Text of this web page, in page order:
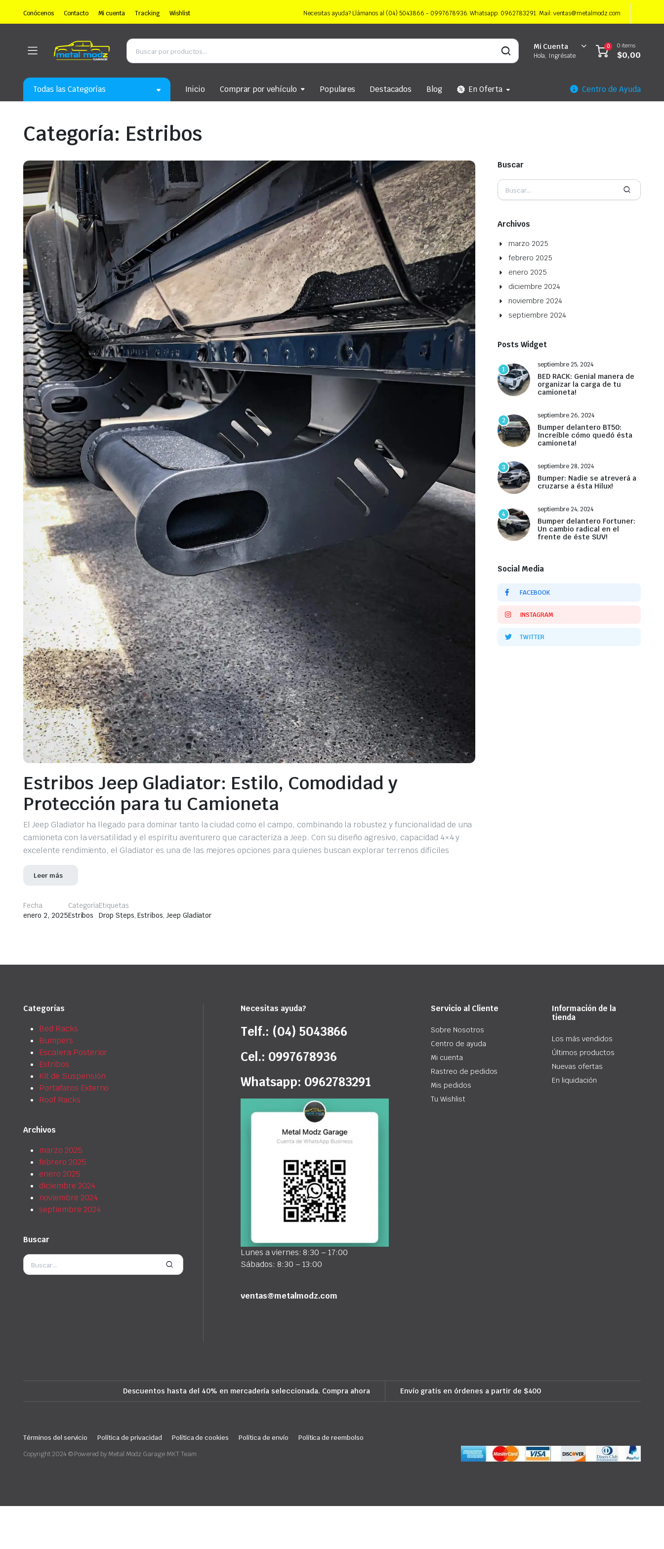
Conócenos Contacto Mi cuenta Tracking Wishlist Necesitas ayuda? Llámanos al (04) 5043866 - 0997678936. Whatsapp: 0962783291. Mail: ventas@metalmodz.com
Mi Cuenta
Hola, Ingrésate
0 0 items
$0,00
Todas las Categorías Inicio Comprar por vehículo Populares Destacados Blog En Oferta Centro de Ayuda
Categoría: Estribos
Estribos Jeep Gladiator: Estilo, Comodidad y
Protección para tu Camioneta
El Jeep Gladiator ha llegado para dominar tanto la ciudad como el campo, combinando la robustez y funcionalidad de una
camioneta con la versatilidad y el espíritu aventurero que caracteriza a Jeep. Con su diseño agresivo, capacidad 4×4 y
excelente rendimiento, el Gladiator es una de las mejores opciones para quienes buscan explorar terrenos difíciles
Leer más
Fecha
enero 2, 2025
Categoría
Estribos
Etiquetas
Drop Steps, Estribos, Jeep Gladiator
Buscar
Archivos
marzo 2025
febrero 2025
enero 2025
diciembre 2024
noviembre 2024
septiembre 2024
Posts Widget
1
septiembre 25, 2024
BED RACK: Genial manera de
organizar la carga de tu
camioneta!
2
septiembre 26, 2024
Bumper delantero BT50:
Increíble cómo quedó ésta
camioneta!
3 septiembre 28, 2024
Bumper: Nadie se atreverá a
cruzarse a ésta Hilux!
4
septiembre 24, 2024
Bumper delantero Fortuner:
Un cambio radical en el
frente de éste SUV!
Social Media
FACEBOOK
INSTAGRAM
TWITTER
Categorías
Bed Racks
Bumpers
Escalera Posterior
Estribos
Kit de Suspensión
Portafaros Externo
Roof Racks
Archivos
marzo 2025
febrero 2025
enero 2025
diciembre 2024
noviembre 2024
septiembre 2024
Buscar
Necesitas ayuda?
Telf.: (04) 5043866
Cel.: 0997678936
Whatsapp: 0962783291
Lunes a viernes: 8:30 – 17:00
Sábados: 8:30 – 13:00
ventas@metalmodz.com
Servicio al Cliente
Sobre Nosotros
Centro de ayuda
Mi cuenta
Rastreo de pedidos
Mis pedidos
Tu Wishlist
Información de la
tienda
Los más vendidos
Últimos productos
Nuevas ofertas
En liquidación
Descuentos hasta del 40% en mercadería seleccionada. Compra ahora Envío gratis en órdenes a partir de $400
Términos del servicio Política de privacidad Política de cookies Política de envío
Política de reembolso
Copyright 2024 © Powered by Metal Modz Garage MKT Team